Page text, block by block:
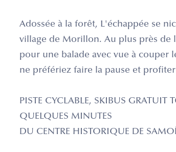
Adossée à la forêt, L'échappée se
village de Morillon. Au plus près de
pour une balade avec vue à
ne préfériez faire la pause et
PISTE CYCLABLE, SKIBUS GRATUIT
QUELQUES MINUTES
DU CENTRE HISTORIQUE DE